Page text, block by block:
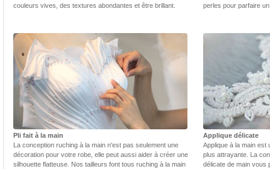
couleurs vives, des textures abondantes et être brillant.
perles pour parfaire
Pli fait à la main
La conception ruching à la main n'est pas seulement une
décoration pour votre robe, elle peut aussi aider à créer une
silhouette flatteuse. Nos tailleurs font tous ruching à la main
Applique délicate
Applique à la main est
plus attrayante. La
délicate de main vous